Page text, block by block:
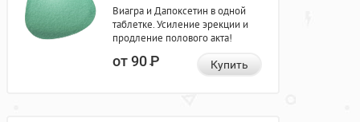
Виагра и Дапоксетин в одной
таблетке. Усиление эрекции и
продление полового акта!
от 90Р Купить